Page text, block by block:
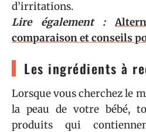
d’irritations.
Lire également :
comparaison et conseils
Les ingrédients à
Lorsque vous cherchez le
la peau de votre bébé,
produits qui